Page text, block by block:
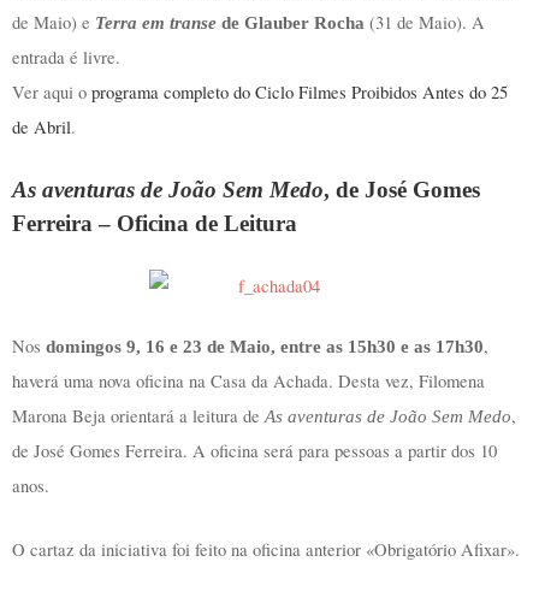
de Maio) e Terra em transe de Glauber Rocha (31 de Maio). A
entrada é livre.
Ver aqui o programa completo do Ciclo Filmes Proibidos Antes do 25
de Abril.
As aventuras de João Sem Medo, de José Gomes
Ferreira – Oficina de Leitura
Nos domingos 9, 16 e 23 de Maio, entre as 15h30 e as 17h30,
haverá uma nova oficina na Casa da Achada. Desta vez, Filomena
Marona Beja orientará a leitura deAs aventuras de João Sem Medo,
de José Gomes Ferreira. A oficina será para pessoas a partir dos 10
anos.
O cartaz da iniciativa foi feito na oficina anterior «Obrigatório Afixar».